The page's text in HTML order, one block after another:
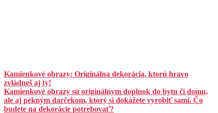
Kamienkové obrazy: Originálna dekorácia, ktorú hravo
zvládneš aj ty!
Kamienkové obrazy sú originálnym doplnok do bytu či domu,
ale aj pekným darčekom, ktorý si dokážete vyrobiť sami. Čo
budete na dekorácie potrebovať?